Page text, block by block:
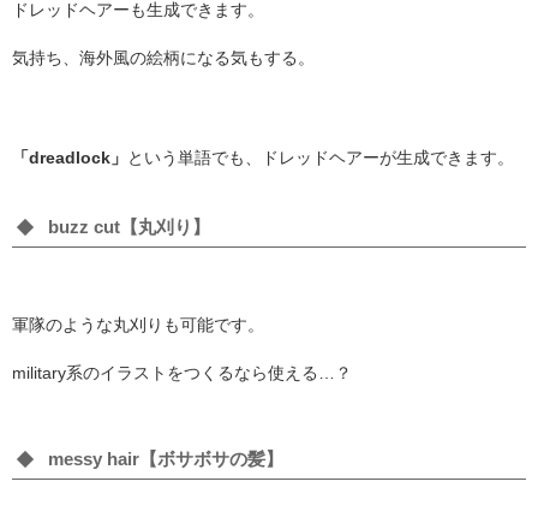
ドレッドヘアーも生成できます。
気持ち、海外風の絵柄になる気もする。
「dreadlock」 という単語でも、ドレッドヘアーが生成できます。
buzz cut【丸刈り】
軍隊のような丸刈りも可能です。
military系のイラストをつくるなら使える…？
messy hair【ボサボサの髪】